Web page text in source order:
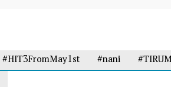
#HIT3FromMay1st #nani